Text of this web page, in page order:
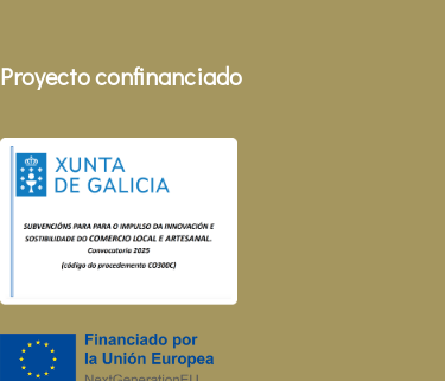
Proyecto confinanciado